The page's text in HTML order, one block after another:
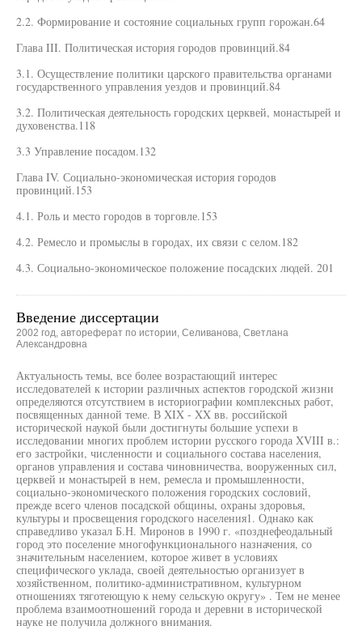
2.2. Формирование и состояние социальных групп горожан.64
Глава III. Политическая история городов провинций.84
3.1. Осуществление политики царского правительства органами
государственного управления уездов и провинций.84
3.2. Политическая деятельность городских церквей, монастырей и
духовенства.118
3.3 Управление посадом.132
Глава IV. Социально-экономическая история городов
провинций.153
4.1. Роль и место городов в торговле.153
4.2. Ремесло и промыслы в городах, их связи с селом.182
4.3. Социально-экономическое положение посадских людей. 201
Введение диссертации
2002 год, автореферат по истории, Селиванова, Светлана
Александровна
Актуальность темы, все более возрастающий интерес
исследователей к истории различных аспектов городской жизни
определяются отсутствием в историографии комплексных работ,
посвященных данной теме. В XIX - XX вв. российской
исторической наукой были достигнуты большие успехи в
исследовании многих проблем истории русского города XVIII в.:
его застройки, численности и социального состава населения,
органов управления и состава чиновничества, вооруженных сил,
церквей и монастырей в нем, ремесла и промышленности,
социально-экономического положения городских сословий,
прежде всего членов посадской общины, охраны здоровья,
культуры и просвещения городского населения1. Однако как
справедливо указал Б.Н. Миронов в 1990 г. «позднефеодальный
город это поселение многофункционального назначения, со
значительным населением, которое живет в условиях
специфического уклада, своей деятельностью организует в
хозяйственном, политико-административном, культурном
отношениях тяготеющую к нему сельскую округу» . Тем не менее
проблема взаимоотношений города и деревни в исторической
науке не получила должного внимания.